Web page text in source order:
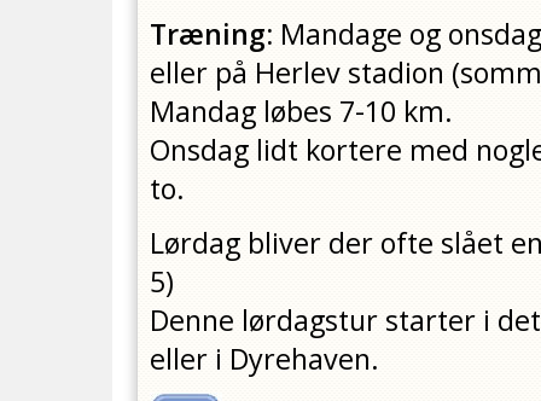
Træning: Mandage og
eller på Herlev stadion
Mandag løbes 7-10 km.
Onsdag lidt kortere med
to.
Lørdag bliver der ofte slået
5)
Denne lørdagstur starter i
eller i Dyrehaven.